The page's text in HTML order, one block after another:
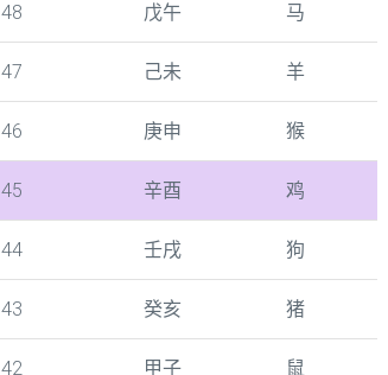
48 戊午 马
47 己未 羊
46 庚申 猴
45 辛酉 鸡
44 壬戌 狗
43 癸亥 猪
42 甲子 鼠